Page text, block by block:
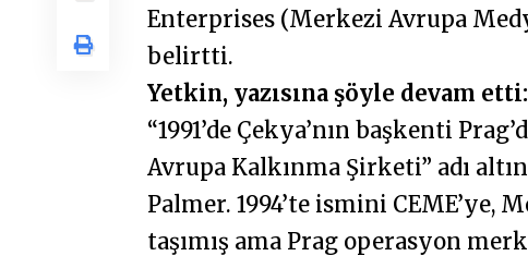
Enterprises (Merkezi Avrupa
belirtti.
Yetkin, yazısına şöyle devam etti:
“1991’de Çekya’nın başkenti
Avrupa Kalkınma Şirketi” adı
Palmer. 1994’te ismini CEME’ye,
taşımış ama Prag operasyon